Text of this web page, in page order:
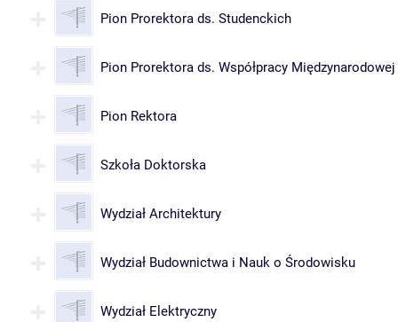
Pion Prorektora ds. Studenckich
Pion Prorektora ds. Współpracy Międzynarodowej
Pion Rektora
Szkoła Doktorska
Wydział Architektury
Wydział Budownictwa i Nauk o Środowisku
Wydział Elektryczny